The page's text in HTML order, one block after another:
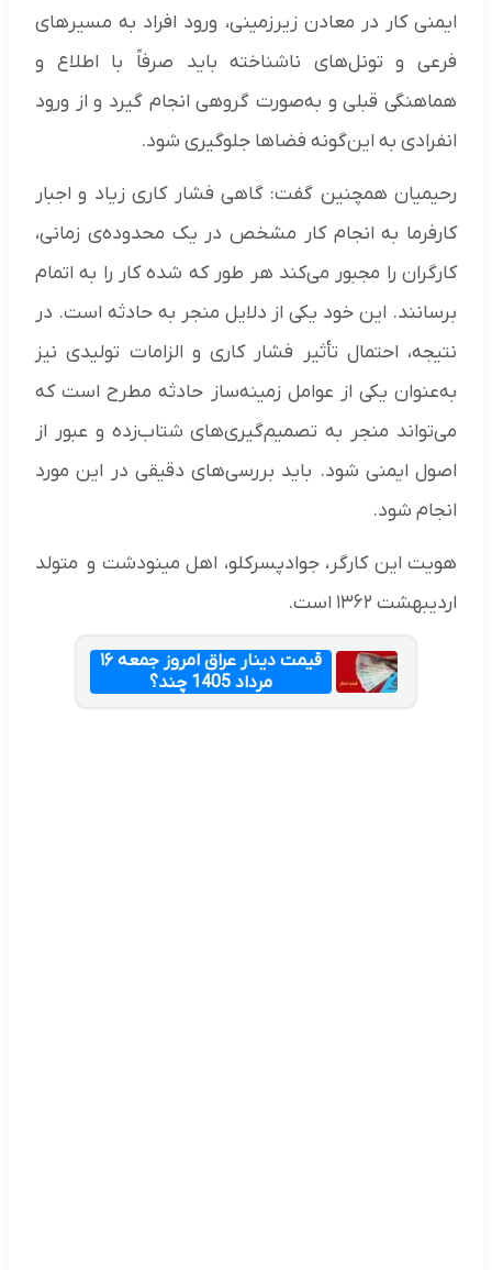
ایمنی کار در معادن زیرزمینی، ورود افراد به مسیرهای
فرعی و تونل‌های ناشناخته باید صرفاً با اطلاع و
هماهنگی قبلی و به‌صورت گروهی انجام گیرد و از ورود
انفرادی به این‌گونه فضاها جلوگیری شود.
رحیمیان همچنین گفت: گاهی فشار کاری زیاد و اجبار
کارفرما به انجام کار مشخص در یک محدوده‌ی زمانی،
کارگران را مجبور می‌کند هر طور که شده کار را به اتمام
برسانند. این خود یکی از دلایل منجر به حادثه است. در
نتیجه، احتمال تأثیر فشار کاری و الزامات تولیدی نیز
به‌عنوان یکی از عوامل زمینه‌ساز حادثه مطرح است که
می‌تواند منجر به تصمیم‌گیری‌های شتاب‌زده و عبور از
اصول ایمنی شود. باید بررسی‌های دقیقی در این مورد
انجام شود.
هویت این کارگر، جوادپسرکلو، اهل مینودشت و متولد
اردیبهشت ۱۳۶۲ است.
قیمت دینار عراق امروز جمعه ۱۶
مرداد 1405 چند؟